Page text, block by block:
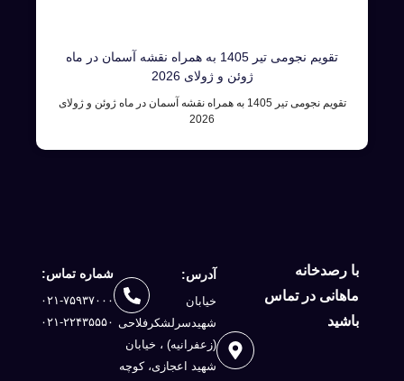
تقویم نجومی تیر 1405 به همراه نقشه آسمان در ماه
ژوئن و ژولای 2026
تقویم نجومی تیر 1405 به همراه نقشه آسمان در ماه ژوئن و ژولای
2026
با رصدخانه
ماهانی در تماس
باشید
آدرس:
خیابان
شهیدسرلشكرفلاحی
(زعفرانيه) ، خيابان
شهيد اعجازی، کوچه
شماره تماس:
۰۲۱-۷۵۹۳۷۰۰۰
۰۲۱-۲۲۴۳۵۵۵۰